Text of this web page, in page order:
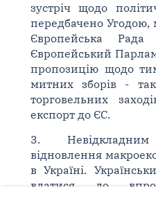
зустріч щодо
передбачено Угодою,
Європейська
Європейський
пропозицію щодо
митних зборів -
торговельних
експорт до ЄС.
3.
відновлення
в Україні.
вдатися до
програми реформ,